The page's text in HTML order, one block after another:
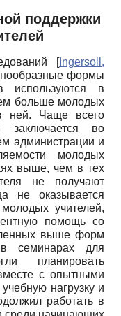
поддержки
[Ingersoll,
формы
используются в
больше молодых
ней. Чаще всего
заключается во
администрации и
молодых
выше, чем в тех
не получают
не оказывается
учителей,
помощь со
выше форм
семинарах для
планировать
с опытными
нагрузку и
работать в